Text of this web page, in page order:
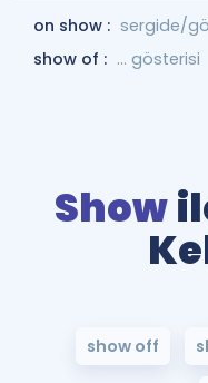
on show : sergide/
show of : ... gösterisi
Show
show off